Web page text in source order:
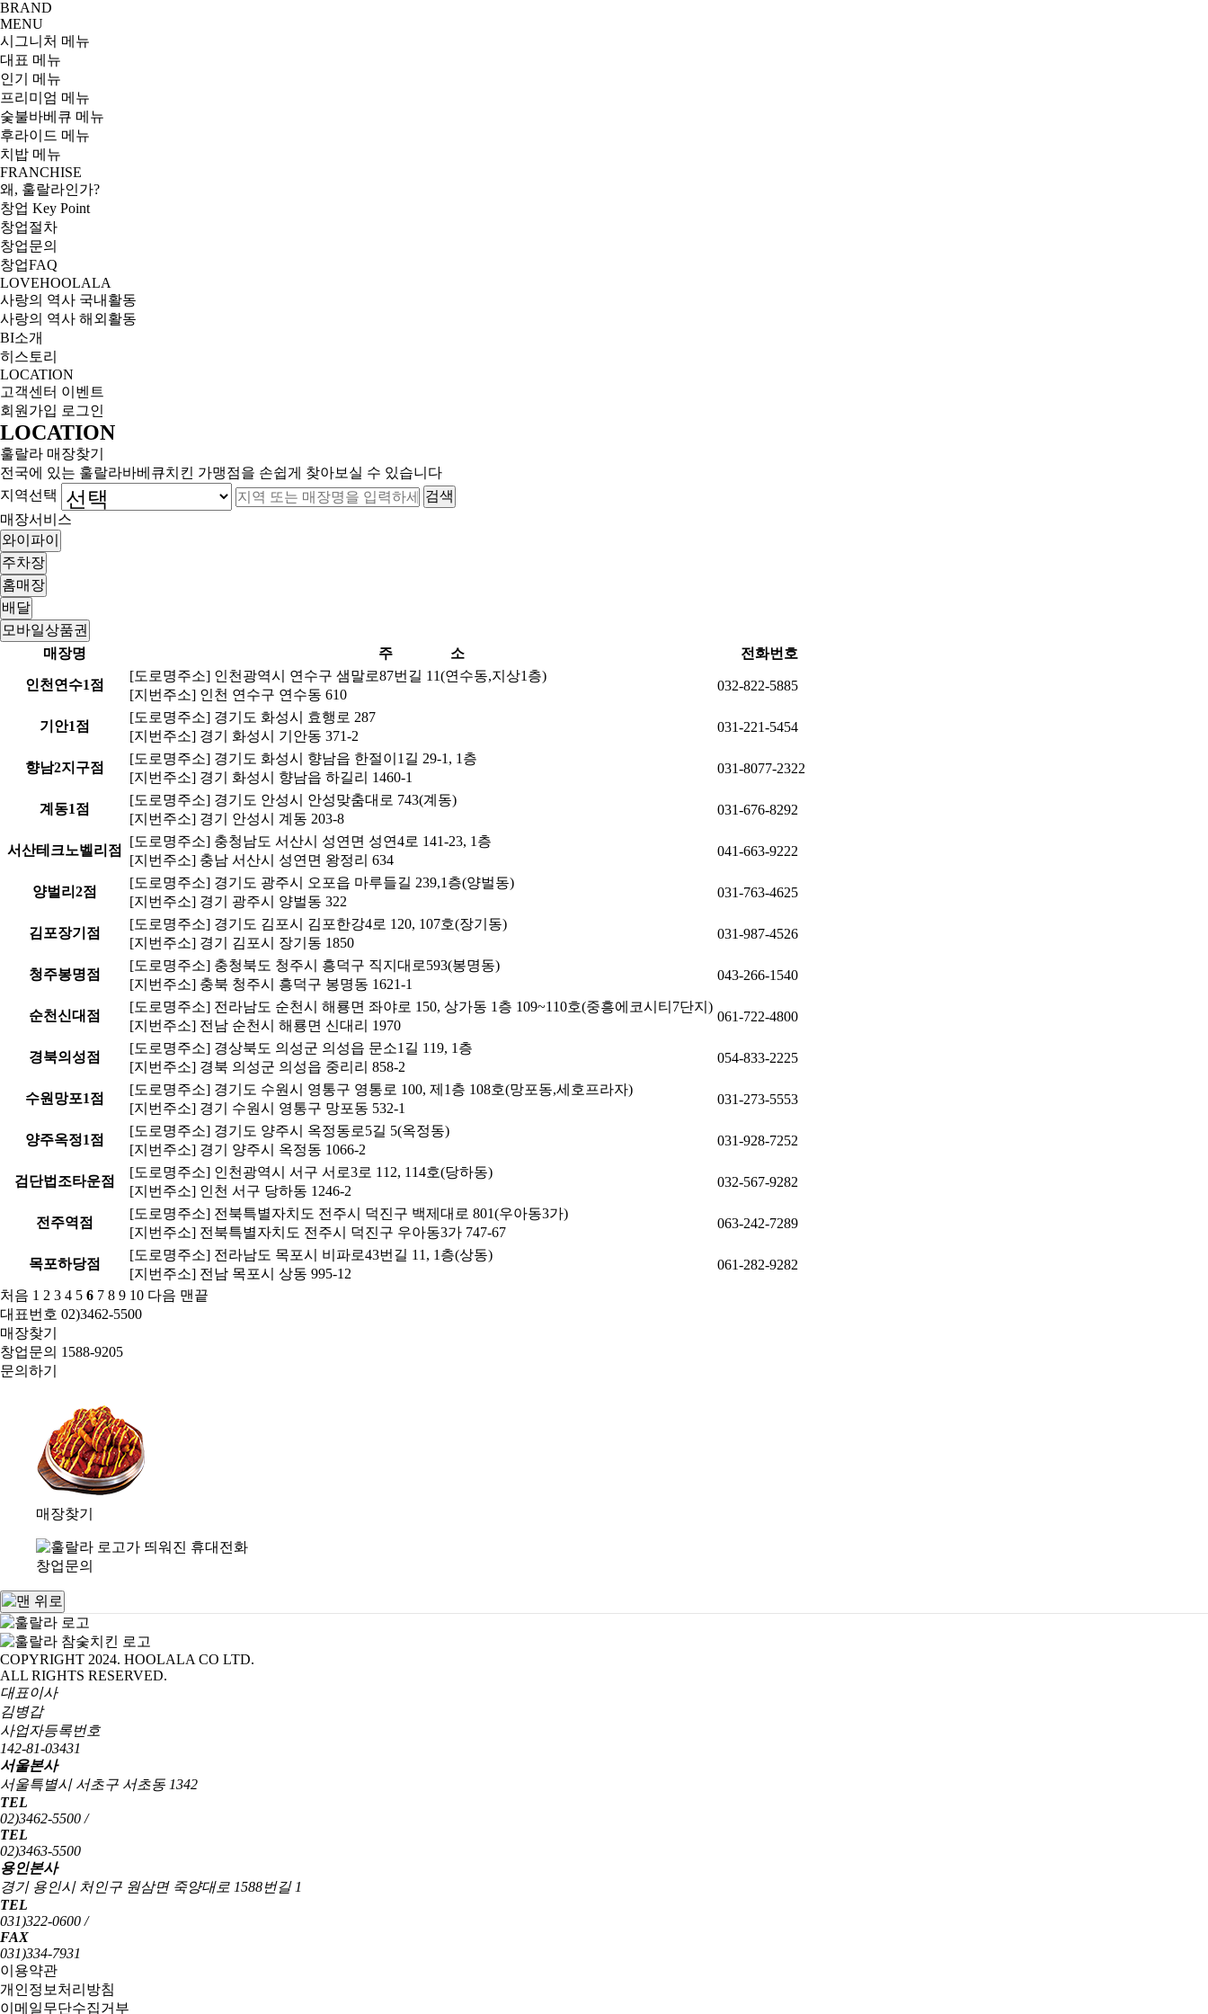
BRAND
MENU
시그니처 메뉴
대표 메뉴
인기 메뉴
프리미엄 메뉴
숯불바베큐 메뉴
후라이드 메뉴
치밥 메뉴
FRANCHISE
왜, 훌랄라인가?
창업 Key Point
창업절차
창업문의
창업FAQ
LOVEHOOLALA
사랑의 역사 국내활동
사랑의 역사 해외활동
BI소개
히스토리
LOCATION
고객센터 이벤트
회원가입 로그인
LOCATION
훌랄라 매장찾기
전국에 있는 훌랄라바베큐치킨 가맹점을 손쉽게 찾아보실 수 있습니다
지역선택
검색
매장서비스
와이파이
주차장
홈매장
배달
모바일상품권
32km
매장명 주 소 전화번호
인천연수1점
[도로명주소] 인천광역시 연수구 샘말로87번길 11(연수동,지상1층)
[지번주소] 인천 연수구 연수동 610
032-822-5885
기안1점
[도로명주소] 경기도 화성시 효행로 287
[지번주소] 경기 화성시 기안동 371-2
031-221-5454
향남2지구점
[도로명주소] 경기도 화성시 향남읍 한절이1길 29-1, 1층
[지번주소] 경기 화성시 향남읍 하길리 1460-1
031-8077-2322
계동1점
[도로명주소] 경기도 안성시 안성맞춤대로 743(계동)
[지번주소] 경기 안성시 계동 203-8
031-676-8292
서산테크노벨리점
[도로명주소] 충청남도 서산시 성연면 성연4로 141-23, 1층
[지번주소] 충남 서산시 성연면 왕정리 634
041-663-9222
양벌리2점
[도로명주소] 경기도 광주시 오포읍 마루들길 239,1층(양벌동)
[지번주소] 경기 광주시 양벌동 322
031-763-4625
김포장기점
[도로명주소] 경기도 김포시 김포한강4로 120, 107호(장기동)
[지번주소] 경기 김포시 장기동 1850
031-987-4526
청주봉명점
[도로명주소] 충청북도 청주시 흥덕구 직지대로593(봉명동)
[지번주소] 충북 청주시 흥덕구 봉명동 1621-1
043-266-1540
순천신대점
[도로명주소] 전라남도 순천시 해룡면 좌야로 150, 상가동 1층 109~110호(중흥에코시티7단지)
[지번주소] 전남 순천시 해룡면 신대리 1970
061-722-4800
경북의성점
[도로명주소] 경상북도 의성군 의성읍 문소1길 119, 1층
[지번주소] 경북 의성군 의성읍 중리리 858-2
054-833-2225
수원망포1점
[도로명주소] 경기도 수원시 영통구 영통로 100, 제1층 108호(망포동,세호프라자)
[지번주소] 경기 수원시 영통구 망포동 532-1
031-273-5553
양주옥정1점
[도로명주소] 경기도 양주시 옥정동로5길 5(옥정동)
[지번주소] 경기 양주시 옥정동 1066-2
031-928-7252
검단법조타운점
[도로명주소] 인천광역시 서구 서로3로 112, 114호(당하동)
[지번주소] 인천 서구 당하동 1246-2
032-567-9282
전주역점
[도로명주소] 전북특별자치도 전주시 덕진구 백제대로 801(우아동3가)
[지번주소] 전북특별자치도 전주시 덕진구 우아동3가 747-67
063-242-7289
목포하당점
[도로명주소] 전라남도 목포시 비파로43번길 11, 1층(상동)
[지번주소] 전남 목포시 상동 995-12
061-282-9282
처음 1 2 3 4 5 6 7 8 9 10 다음 맨끝
대표번호 02)3462-5500
매장찾기
창업문의 1588-9205
문의하기
매장찾기
창업문의
COPYRIGHT 2024. HOOLALA CO LTD.
ALL RIGHTS RESERVED.
대표이사
김병갑
사업자등록번호
142-81-03431
서울본사
서울특별시 서초구 서초동 1342
TEL
02)3462-5500 /
TEL
02)3463-5500
용인본사
경기 용인시 처인구 원삼면 죽양대로 1588번길 1
TEL
031)322-0600 /
FAX
031)334-7931
이용약관
개인정보처리방침
이메일무단수집거부